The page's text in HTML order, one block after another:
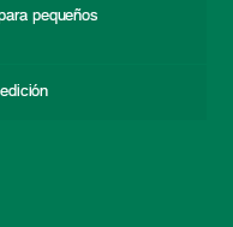
pequeños